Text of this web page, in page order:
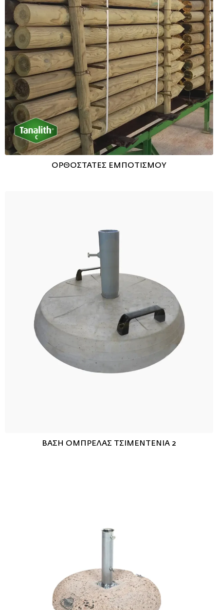
ΟΡΘΟΣΤΑΤΕΣ ΕΜΠΟΤΙΣΜΟΥ
ΒΑΣΗ ΟΜΠΡΕΛΑΣ ΤΣΙΜΕΝΤΕΝΙΑ 2